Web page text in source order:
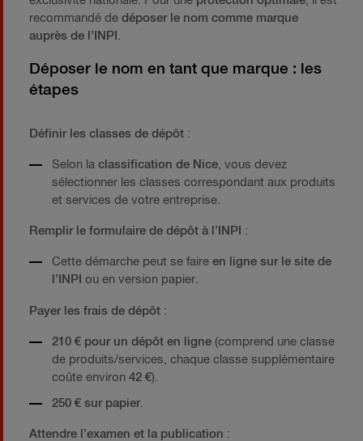
recommandé de déposer le nom comme marque
auprès de l’INPI .
Déposer le nom en tant que marque : les
étapes
Définir les classes de dépôt :
Selon la classification de Nice , vous devez
sélectionner les classes correspondant aux produits
et services de votre entreprise.
Remplir le formulaire de dépôt à l’INPI :
Cette démarche peut se faire en ligne sur le site de
l’INPI ou en version papier.
Payer les frais de dépôt :
210 € pour un dépôt en ligne (comprend une classe
de produits/services, chaque classe supplémentaire
coûte environ 42 €).
250 € sur papier.
Attendre l’examen et la publication :